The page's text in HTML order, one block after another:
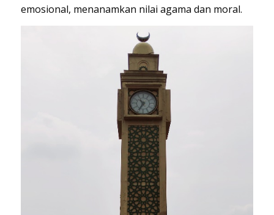
emosional, menanamkan nilai agama dan moral.